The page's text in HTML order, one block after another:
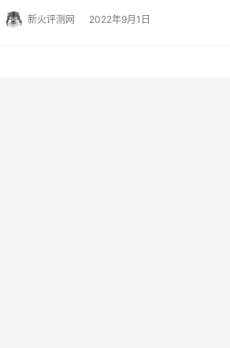
能量块100W氮化镓，透明的外观让人直
新火评测网 2022年9月1日